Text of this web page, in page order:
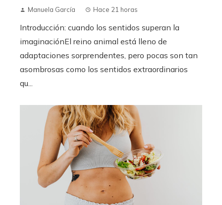
Manuela García Hace 21 horas
Introducción: cuando los sentidos superan la
imaginaciónEl reino animal está lleno de
adaptaciones sorprendentes, pero pocas son tan
asombrosas como los sentidos extraordinarios
qu...